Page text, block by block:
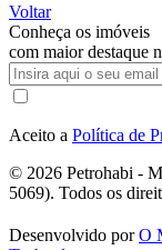
Voltar
Conheça os imóveis
com maior destaque
Aceito a Política de
© 2026 Petrohabi -
5069). Todos os
Desenvolvido porO